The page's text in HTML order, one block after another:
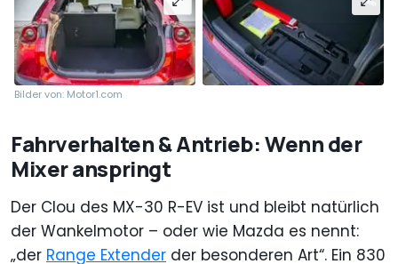
Bilder von: Motor1.com
Fahrverhalten & Antrieb: Wenn der
Mixer anspringt
Der Clou des MX-30 R-EV ist und bleibt natürlich
der Wankelmotor – oder wie Mazda es nennt:
„der Range Extender der besonderen Art“. Ein 830